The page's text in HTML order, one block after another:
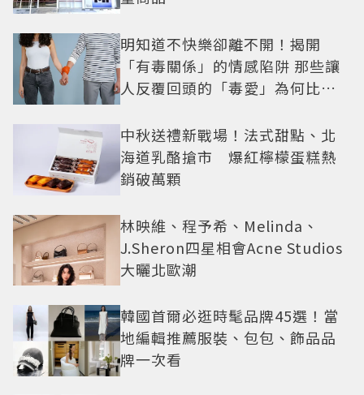
明知道不快樂卻離不開！揭開
「有毒關係」的情感陷阱 那些讓
人反覆回頭的「毒愛」為何比菸
中秋送禮新戰場！法式甜點、北
海道乳酪搶市 爆紅檸檬蛋糕熱
銷破萬顆
林映維、程予希、Melinda、
J.Sheron四星相會Acne Studios
大曬北歐潮
韓國首爾必逛時髦品牌45選！當
地編輯推薦服裝、包包、飾品品
牌一次看